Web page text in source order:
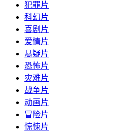
犯罪片
科幻片
喜剧片
爱情片
悬疑片
恐怖片
灾难片
战争片
动画片
冒险片
惊悚片